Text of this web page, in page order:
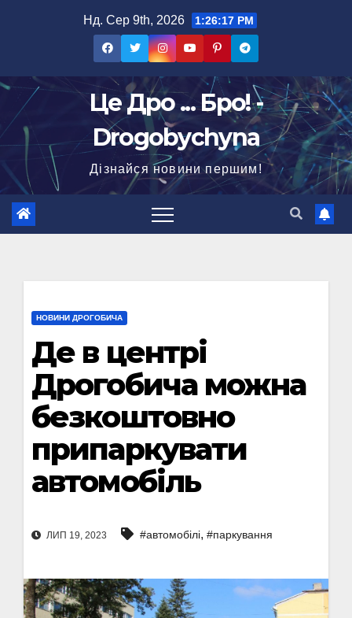
Нд. Сер 9th, 2026 1:26:18 PM
Це Дро ... Бро! -
Drogobychyna
Дізнайся новини першим!
НОВИНИ ДРОГОБИЧА
Де в центрі
Дрогобича можна
безкоштовно
припаркувати
автомобіль
ЛИП 19, 2023 #автомобілі, #паркування